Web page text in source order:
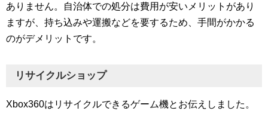
ありません。自治体での処分は費用が安いメリットがあり
ますが、持ち込みや運搬などを要するため、手間がかかる
のがデメリットです。
リサイクルショップ
Xbox360はリサイクルできるゲーム機とお伝えしました。